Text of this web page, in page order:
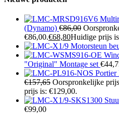
(Dynamo) €86,00
€86,00.€68,80Huidige prijs
Motorsteun
"Original" Montage set €
Portier
€157,65 Oorspronkelijke
prijs is: €129,00.
€99,00